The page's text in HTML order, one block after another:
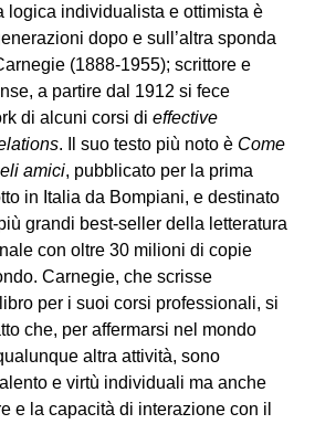
logica individualista e ottimista è
dopo e sull’altra sponda
(1888-1955); scrittore e
a partire dal 1912 si fece
di alcuni corsi di effective
. Il suo testo più noto è Come
amici, pubblicato per la prima
in Italia da Bompiani, e destinato
grandi best-seller della letteratura
con oltre 30 milioni di copie
Carnegie, che scrisse
per i suoi corsi professionali, si
che, per affermarsi nel mondo
altra attività, sono
e virtù individuali ma anche
e la capacità di interazione con il